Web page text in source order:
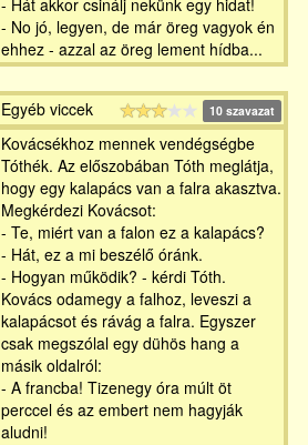
- Hát akkor csinálj nekünk egy hidat!
- No jó, legyen, de már öreg vagyok én
ehhez - azzal az öreg lement hídba...
Egyéb viccek 10 szavazat
Kovácsékhoz mennek vendégségbe
Tóthék. Az előszobában Tóth meglátja,
hogy egy kalapács van a falra akasztva.
Megkérdezi Kovácsot:
- Te, miért van a falon ez a kalapács?
- Hát, ez a mi beszélő óránk.
- Hogyan működik? - kérdi Tóth.
Kovács odamegy a falhoz, leveszi a
kalapácsot és rávág a falra. Egyszer
csak megszólal egy dühös hang a
másik oldalról:
- A francba! Tizenegy óra múlt öt
perccel és az embert nem hagyják
aludni!